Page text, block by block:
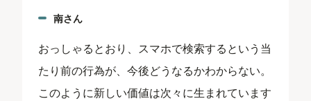
南さん
おっしゃるとおり、スマホで検索するという当
たり前の行為が、今後どうなるかわからない。
このように新しい価値は次々に生まれています